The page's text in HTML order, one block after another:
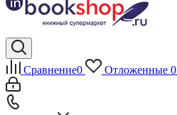
Сравнение0 Отложенные 0